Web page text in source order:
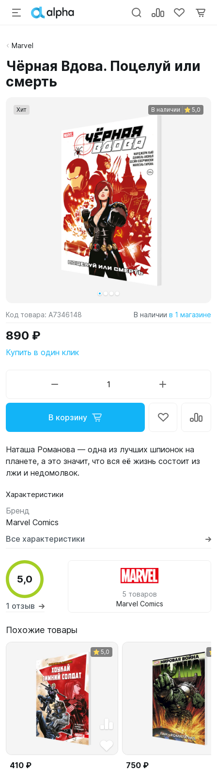
Marvel
Чёрная Вдова. Поцелуй или
смерть
Хит В наличии 5,0
Код товара: A7346148 В наличии в 1 магазине
890 ₽
Купить в один клик
В корзину
Наташа Романова — одна из лучших шпионок на
планете, а это значит, что вся её жизнь состоит из
лжи и недомолвок.
Характеристики
Бренд
Marvel Comics
Все характеристики
5,0
1 отзыв
5 товаров
Marvel Comics
Похожие товары
5,0
410 ₽ 750 ₽